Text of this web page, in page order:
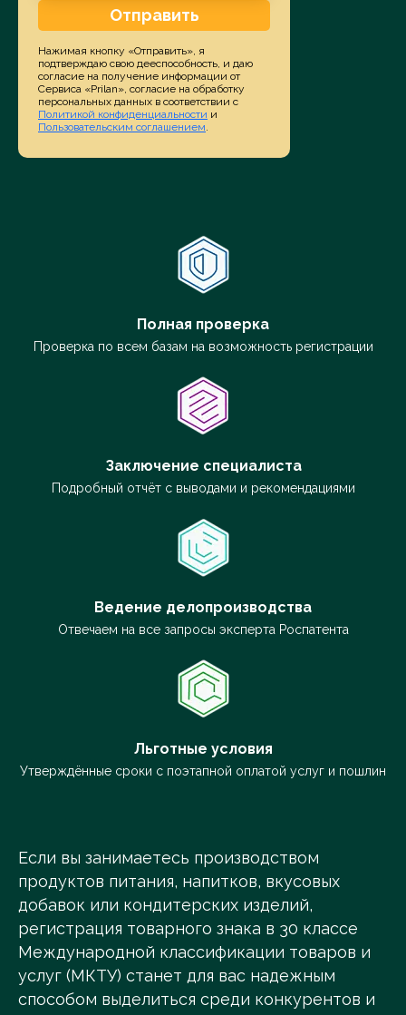
Полная проверка
Проверка по всем базам на возможность регистрации
Заключение специалиста
Подробный отчёт с выводами и рекомендациями
Ведение делопроизводства
Отвечаем на все запросы эксперта Роспатента
Льготные условия
Утверждённые сроки с поэтапной оплатой услуг и пошлин
Если вы занимаетесь производством
продуктов питания, напитков, вкусовых
добавок или кондитерских изделий,
регистрация товарного знака в 30 классе
Международной классификации товаров и
услуг (МКТУ) станет для вас надежным
способом выделиться среди конкурентов и
Отправить
Нажимая кнопку «Отправить», я
подтверждаю свою дееспособность, и даю
согласие на получение информации от
Сервиса «Prilan», согласие на обработку
персональных данных в соответствии с
Политикой конфиденциальности и
Пользовательским соглашением.